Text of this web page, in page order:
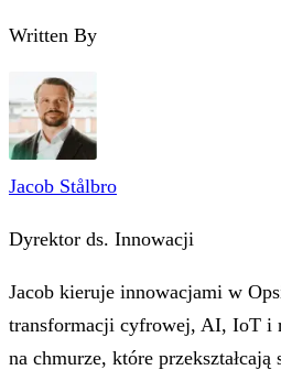
Written By
Jacob Stålbro
Dyrektor ds. Innowacji
Jacob kieruje innowacjami w
transformacji cyfrowej, AI, IoT i
na chmurze, które